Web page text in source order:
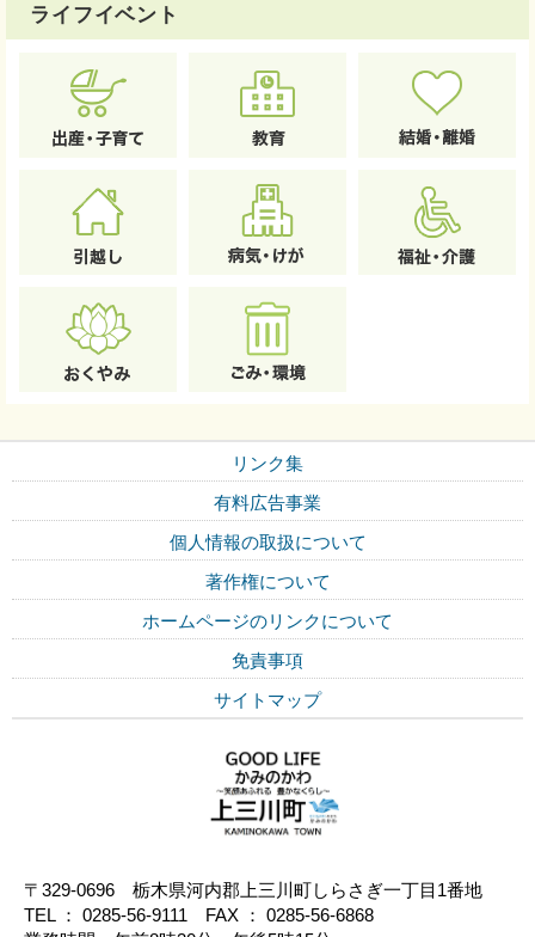
ライフイベント
リンク集
有料広告事業
個人情報の取扱について
著作権について
ホームページのリンクについて
免責事項
サイトマップ
〒329-0696 栃木県河内郡上三川町しらさぎ一丁目1番地
TEL ： 0285-56-9111 FAX ： 0285-56-6868